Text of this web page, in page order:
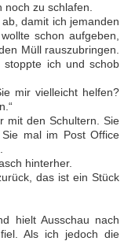
zu schlafen.
damit ich jemanden
schon aufgeben,
Müll rauszubringen.
stoppte ich und schob
mir vielleicht helfen?
mit den Schultern. Sie
mal im Post Office
hinterher.
das ist ein Stück
hielt Ausschau nach
Als ich jedoch die